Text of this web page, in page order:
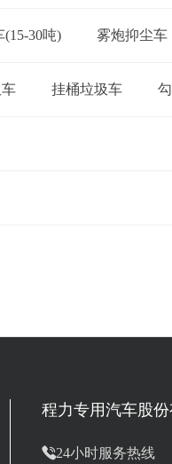
30吨) 雾炮抑尘车
挂桶垃圾车
程力专用汽车股份
24小时服务热线